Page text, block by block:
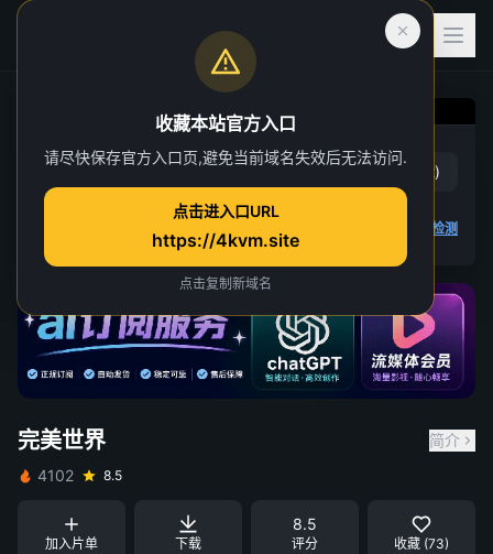
完美世界
第 29 集
赞 ( 18) 踩 2)
播放检测
完美世界
简介
4102
8.5
加入片单 下载
8.5
评分 收藏 (73)
收藏本站官方入口
请尽快保存官方入口页,避免当前域名失效后无法访问.
点击进入口URL
https://4kvm.site
点击复制新域名